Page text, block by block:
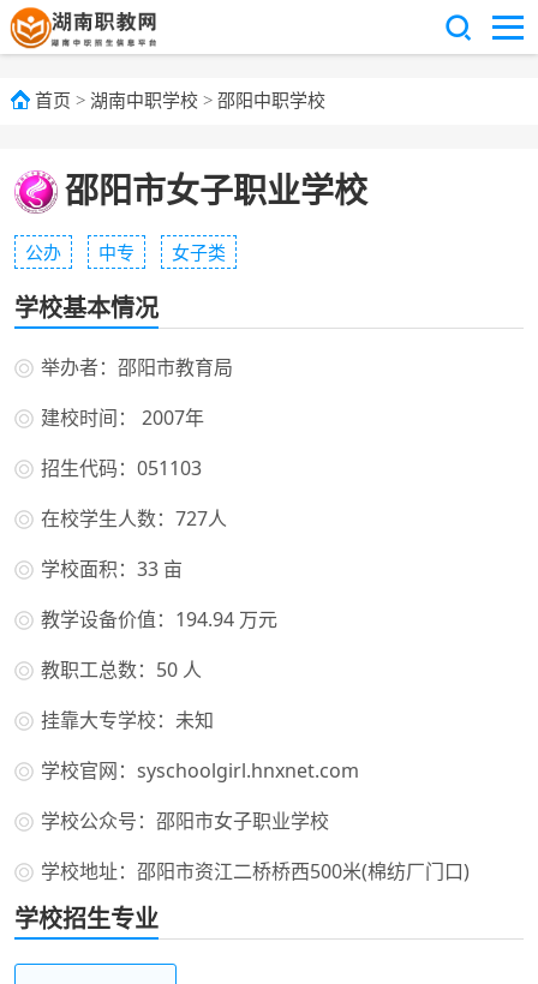
首页 > 湖南中职学校 > 邵阳中职学校
邵阳市女子职业学校
公办 中专 女子类
学校基本情况
举办者：邵阳市教育局
建校时间： 2007年
招生代码：051103
在校学生人数：727人
学校面积：33 亩
教学设备价值：194.94 万元
教职工总数：50 人
挂靠大专学校：未知
学校官网：syschoolgirl.hnxnet.com
学校公众号：邵阳市女子职业学校
学校地址：邵阳市资江二桥桥西500米(棉纺厂门口)
学校招生专业